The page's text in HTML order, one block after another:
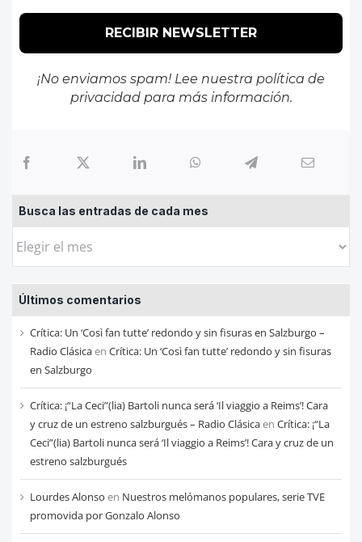
¡No enviamos spam! Lee nuestra política de
privacidadpara más información.
Busca las entradas de cada mes
Busca
entradas
de
cada
mes
Últimos comentarios
Crítica: Un ‘Così fan tutte’ redondo y sin fisuras en Salzburgo –
Radio Clásicaen Crítica: Un ‘Così fan tutte’ redondo y sin fisuras
en Salzburgo
Crítica: ¡“La Ceci”(lia) Bartoli nunca será ‘Il viaggio a Reims’! Cara
y cruz de un estreno salzburgués – Radio Clásicaen Crítica: ¡“La
Ceci”(lia) Bartoli nunca será ‘Il viaggio a Reims’! Cara y cruz de un
estreno salzburgués
Lourdes Alonso en Nuestros melómanos populares, serie TVE
promovida por Gonzalo Alonso